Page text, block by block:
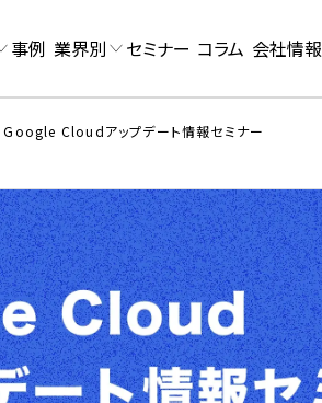
事例 業界別 セミナー コラム 会社情報
Google Cloudアップデート情報セミナー